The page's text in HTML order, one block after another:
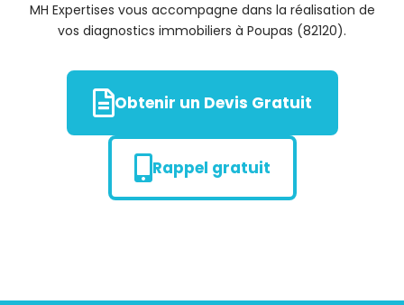
MH Expertises vous accompagne dans la réalisation de
vos diagnostics immobiliers à Poupas (82120).
Obtenir un Devis Gratuit
Rappel gratuit